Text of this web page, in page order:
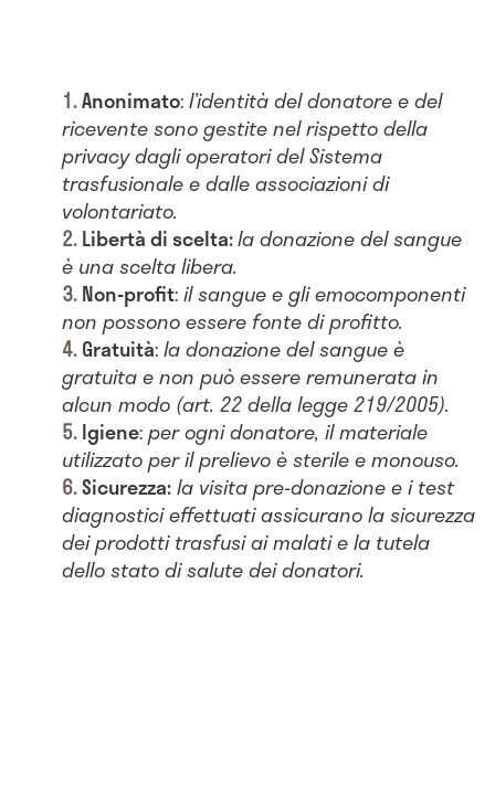
Anonimato:l’identità del donatore e del
ricevente sono gestite nel rispetto della
privacy dagli operatori del Sistema
trasfusionale e dalle associazioni di
volontariato.
Libertà di scelta:la donazione del sangue
è una scelta libera.
Non-profit:il sangue e gli emocomponenti
non possono essere fonte di profitto.
Gratuità:la donazione del sangue è
gratuita e non può essere remunerata in
alcun modo (art. 22 della legge 219/2005).
Igiene:per ogni donatore, il materiale
utilizzato per il prelievo è sterile e monouso.
Sicurezza:la visita pre-donazione e i test
diagnostici effettuati assicurano la sicurezza
dei prodotti trasfusi ai malati e la tutela
dello stato di salute dei donatori.